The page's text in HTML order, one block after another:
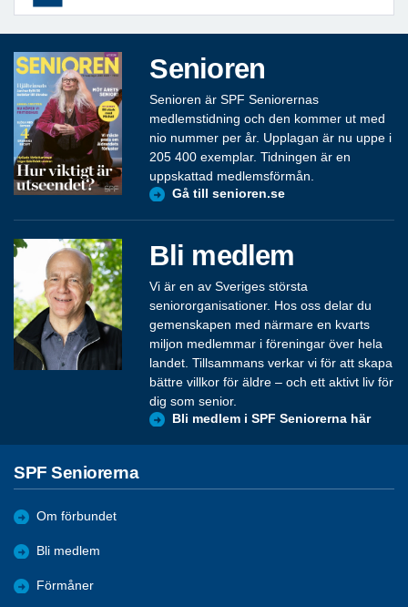
Senioren
Senioren är SPF Seniorernas
medlemstidning och den kommer ut med
nio nummer per år. Upplagan är nu uppe i
205 400 exemplar. Tidningen är en
uppskattad medlemsförmån.
Gå till senioren.se
Bli medlem
Vi är en av Sveriges största
seniororganisationer. Hos oss delar du
gemenskapen med närmare en kvarts
miljon medlemmar i föreningar över hela
landet. Tillsammans verkar vi för att skapa
bättre villkor för äldre – och ett aktivt liv för
dig som senior.
Bli medlem i SPF Seniorerna här
SPF Seniorerna
Om förbundet
Bli medlem
Förmåner